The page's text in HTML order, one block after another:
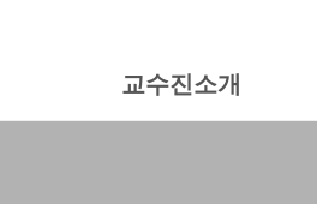
교수진소개